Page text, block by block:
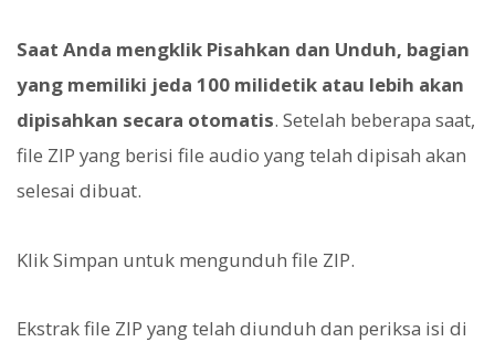
Saat Anda mengklik Pisahkan dan Unduh, bagian
yang memiliki jeda 100 milidetik atau lebih akan
dipisahkan secara otomatis. Setelah beberapa saat,
file ZIP yang berisi file audio yang telah dipisah akan
selesai dibuat.
Klik Simpan untuk mengunduh file ZIP.
Ekstrak file ZIP yang telah diunduh dan periksa isi di